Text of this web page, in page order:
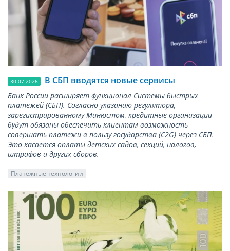
30.07.2026 В СБП вводятся новые сервисы
Банк России расширяет функционал Системы быстрых
платежей (СБП). Согласно указанию регулятора,
зарегистрированному Минюстом, кредитные организации
будут обязаны обеспечить клиентам возможность
совершать платежи в пользу государства (С2G) через СБП.
Это касается оплаты детских садов, секций, налогов,
штрафов и других сборов.
Платежные технологии